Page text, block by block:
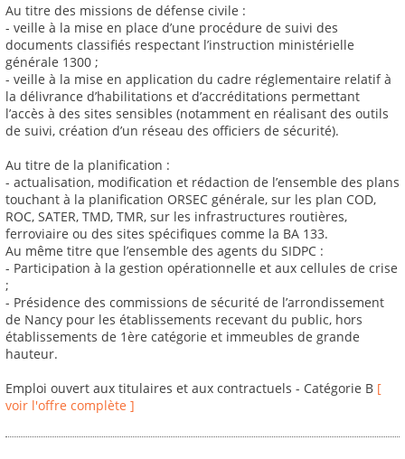
Au titre des missions de défense civile :
- veille à la mise en place d’une procédure de suivi des
documents classifiés respectant l’instruction ministérielle
générale 1300 ;
- veille à la mise en application du cadre réglementaire relatif à
la délivrance d’habilitations et d’accréditations permettant
l’accès à des sites sensibles (notamment en réalisant des outils
de suivi, création d’un réseau des officiers de sécurité).
Au titre de la planification :
- actualisation, modification et rédaction de l’ensemble des plans
touchant à la planification ORSEC générale, sur les plan COD,
ROC, SATER, TMD, TMR, sur les infrastructures routières,
ferroviaire ou des sites spécifiques comme la BA 133.
Au même titre que l’ensemble des agents du SIDPC :
- Participation à la gestion opérationnelle et aux cellules de crise
;
- Présidence des commissions de sécurité de l’arrondissement
de Nancy pour les établissements recevant du public, hors
établissements de 1ère catégorie et immeubles de grande
hauteur.
Emploi ouvert aux titulaires et aux contractuels - Catégorie B [
voir l'offre complète ]